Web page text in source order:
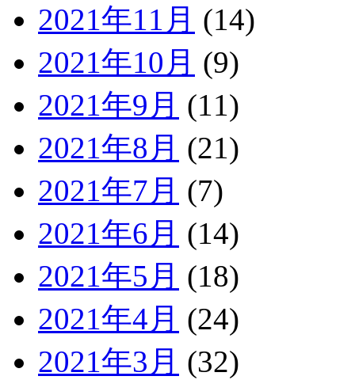
2021年11月 (14)
2021年10月 (9)
2021年9月 (11)
2021年8月 (21)
2021年7月 (7)
2021年6月 (14)
2021年5月 (18)
2021年4月 (24)
2021年3月 (32)